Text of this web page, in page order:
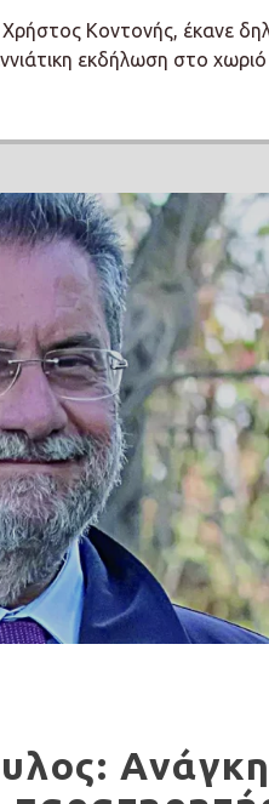
Κοντονής, έκανε
εκδήλωση στο